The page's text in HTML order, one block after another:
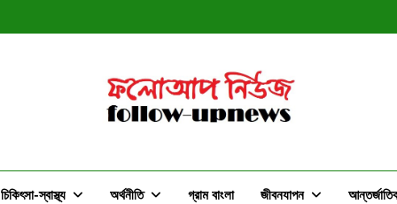
ফলোআপ নিউজের প্রাথমিক অনুসন্ধানঃ
ফলোআপ নিউজের প্রাথমিক অনুসন্ধানঃ
ফলোআপ নিউজ
চিকিৎসা-স্বাস্থ্য অর্থনীতি গ্রাম বাংলা জীবনযাপন